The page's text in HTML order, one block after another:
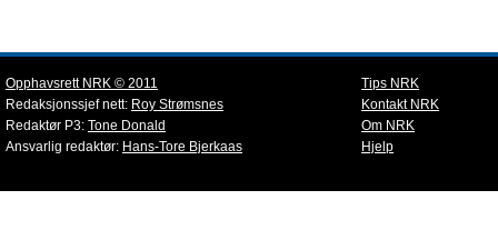
Opphavsrett NRK © 2011
Redaksjonssjef nett: Roy Strømsnes
Redaktør P3: Tone Donald
Ansvarlig redaktør: Hans-Tore Bjerkaas
Tips NRK
Kontakt NRK
Om NRK
Hjelp